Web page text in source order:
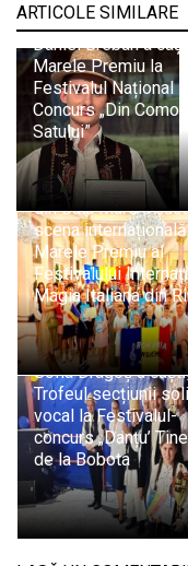
ARTICOLE SIMILARE
Daniel Breban a
Marele Premiu la
Festivalul Național
Concurs „Din
Satului”
Insieme Music
din Baia Mare a
scena
Marele Premiu al
Festivalului
Magia Italiana din
Sofia Dragoș a
Trofeul secțiunii
vocal la Festivalul-
concurs „Danțu’
de la Bobota